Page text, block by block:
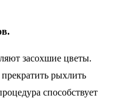
засохшие цветы.
рыхлить
способствует